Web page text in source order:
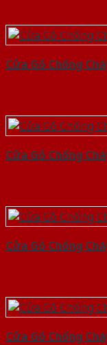
Cửa Gỗ Chống
Cửa Gỗ Chống
Cửa Gỗ Chống
Cửa Gỗ Chống